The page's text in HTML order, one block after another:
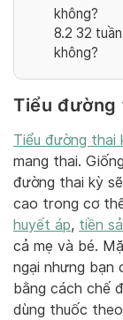
không?
8.2 32
không?
Tiểu đường
Tiểu đường thai
mang thai.
đường thai kỳ
cao trong cơ
huyết áp, tiền
cả mẹ và bé.
ngại nhưng bạn
bằng cách chế
dùng thuốc